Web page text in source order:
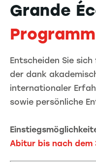
Grande
Programm
Entscheiden Sie
der dank
internationaler
sowie persönliche
Abitur bis nach dem